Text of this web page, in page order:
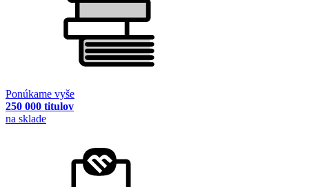
Ponúkame vyše
250 000 titulov
na sklade